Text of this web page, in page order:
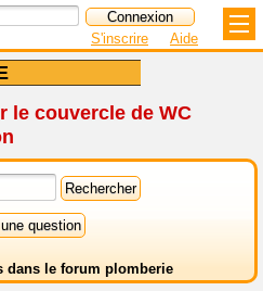
S'inscrire Aide
le couvercle de WC
dans le forum plomberie